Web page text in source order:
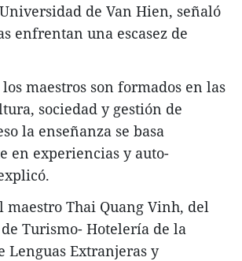
de Van Hien, señaló
enfrentan una escasez de
maestros son formados en las
sociedad y gestión de
la enseñanza se basa
en experiencias y auto-
maestro Thai Quang Vinh, del
Turismo- Hotelería de la
Lenguas Extranjeras y